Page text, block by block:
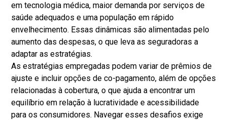
em tecnologia médica, maior demanda por serviços de
saúde adequados e uma população em rápido
envelhecimento. Essas dinâmicas são alimentadas pelo
aumento das despesas, o que leva as seguradoras a
adaptar as estratégias.
As estratégias empregadas podem variar de prêmios de
ajuste e incluir opções de co-pagamento, além de opções
relacionadas à cobertura, o que ajuda a encontrar um
equilíbrio em relação à lucratividade e acessibilidade
para os consumidores. Navegar esses desafios exige